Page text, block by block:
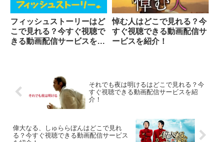
フィッシュストーリーはど
こで見れる？今すぐ視聴で
きる動画配信サービスを紹
悼む人はどこで見れる？今
すぐ視聴できる動画配信サ
ービスを紹介！
それでも夜は明けるはどこで見れる？今
すぐ視聴できる動画配信サービスを紹
介！
偉大なる、しゅららぼんはどこで見れ
る？今すぐ視聴できる動画配信サービス